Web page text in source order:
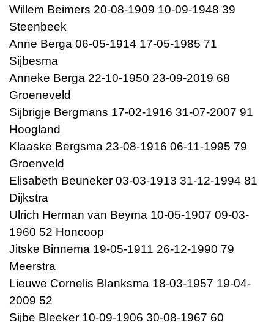
Willem Beimers 20-08-1909 10-09-1948 39
Steenbeek
Anne Berga 06-05-1914 17-05-1985 71
Sijbesma
Anneke Berga 22-10-1950 23-09-2019 68
Groeneveld
Sijbrigje Bergmans 17-02-1916 31-07-2007 91
Hoogland
Klaaske Bergsma 23-08-1916 06-11-1995 79
Groenveld
Elisabeth Beuneker 03-03-1913 31-12-1994 81
Dijkstra
Ulrich Herman van Beyma 10-05-1907 09-03-
1960 52 Honcoop
Jitske Binnema 19-05-1911 26-12-1990 79
Meerstra
Lieuwe Cornelis Blanksma 18-03-1957 19-04-
2009 52
Sijbe Bleeker 10-09-1906 30-08-1967 60